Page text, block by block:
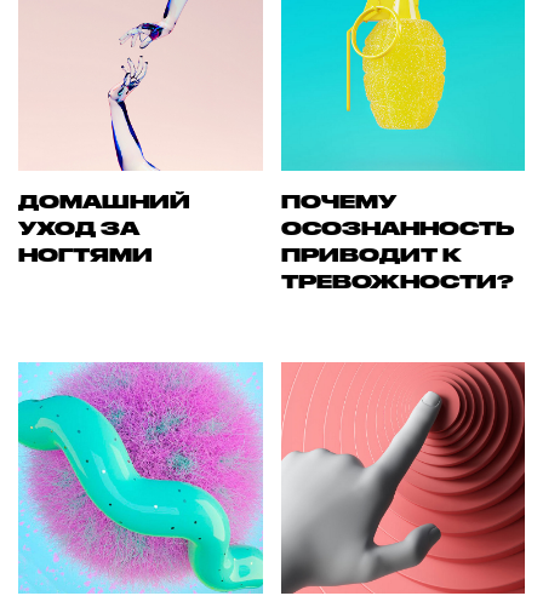
ДОМАШНИЙ
УХОД ЗА
НОГТЯМИ
ПОЧЕМУ
ОСОЗНАННОСТЬ
ПРИВОДИТ К
ТРЕВОЖНОСТИ?